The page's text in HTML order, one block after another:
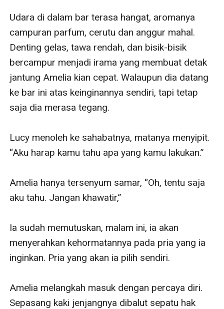
Udara di dalam bar terasa hangat, aromanya
campuran parfum, cerutu dan anggur mahal.
Denting gelas, tawa rendah, dan bisik-bisik
bercampur menjadi irama yang membuat detak
jantung Amelia kian cepat. Walaupun dia datang
ke bar ini atas keinginannya sendiri, tapi tetap
saja dia merasa tegang.
Lucy menoleh ke sahabatnya, matanya menyipit.
“Aku harap kamu tahu apa yang kamu lakukan.”
Amelia hanya tersenyum samar, “Oh, tentu saja
aku tahu. Jangan khawatir,”
Ia sudah memutuskan, malam ini, ia akan
menyerahkan kehormatannya pada pria yang ia
inginkan. Pria yang akan ia pilih sendiri.
Amelia melangkah masuk dengan percaya diri.
Sepasang kaki jenjangnya dibalut sepatu hak